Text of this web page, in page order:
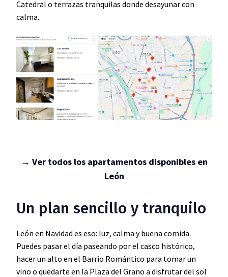
Catedral o terrazas tranquilas donde desayunar con
calma.
→ Ver todos los apartamentos disponibles en
León
Un plan sencillo y tranquilo
León en Navidad es eso: luz, calma y buena comida.
Puedes pasar el día paseando por el casco histórico,
hacer un alto en el Barrio Romántico para tomar un
vino o quedarte en la Plaza del Grano a disfrutar del sol